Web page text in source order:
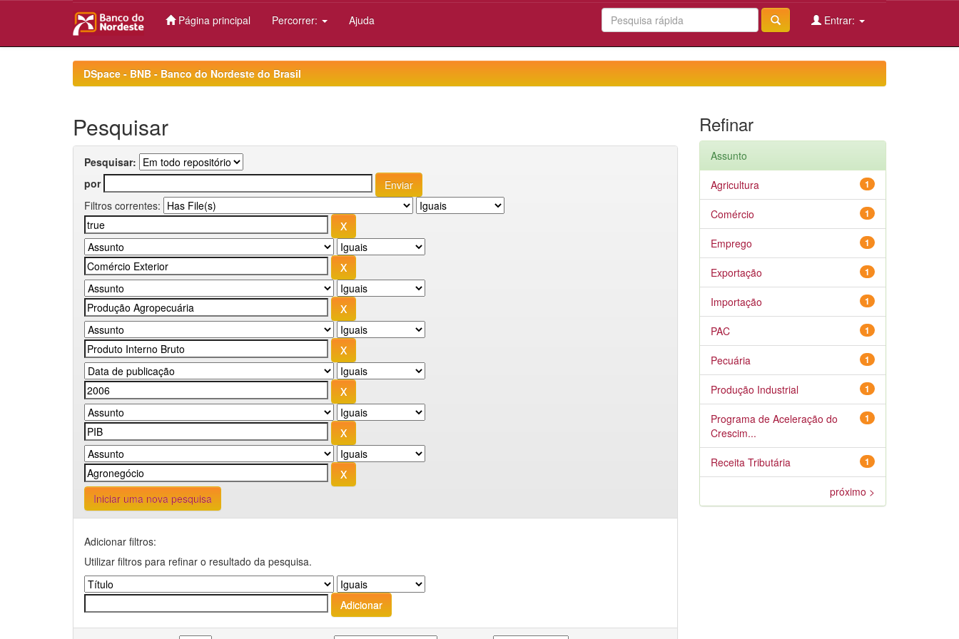
Página principal Percorrer: Ajuda Entrar:
DSpace - BNB - Banco do Nordeste do Brasil
Pesquisar
Pesquisar:
por
Filtros correntes:
Iniciar uma nova pesquisa
Adicionar filtros:
Utilizar filtros para refinar o resultado da pesquisa.
Refinar
Assunto
1
Agricultura
1
Comércio
1
Emprego
1
Exportação
1
Importação
1
PAC
1
Pecuária
1
Produção Industrial
1
Programa de Aceleração do
Crescim...
1
Receita Tributária
próximo >